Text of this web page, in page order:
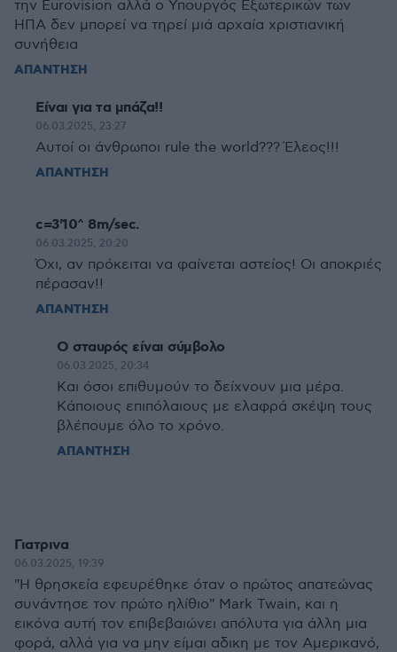
την Eurovision αλλά ο Υπουργός Εξωτερικών των
ΗΠΑ δεν μπορεί να τηρεί μιά αρχαία χριστιανική
συνήθεια
ΑΠΑΝΤΗΣΗ
Είναι για τα μπάζα!!
06.03.2025, 23:27
Αυτοί οι άνθρωποι rule the world??? Έλεος!!!
ΑΠΑΝΤΗΣΗ
c=3'10^ 8m/sec.
06.03.2025, 20:20
Όχι, αν πρόκειται να φαίνεται αστείος! Οι αποκριές
πέρασαν!!
ΑΠΑΝΤΗΣΗ
Ο σταυρός είναι σύμβολο
06.03.2025, 20:34
Και όσοι επιθυμούν το δείχνουν μια μέρα.
Κάποιους επιπόλαιους με ελαφρά σκέψη τους
βλέπουμε όλο το χρόνο.
ΑΠΑΝΤΗΣΗ
Γιατρινα
06.03.2025, 19:39
"Η θρησκεία εφευρέθηκε όταν ο πρώτος απατεώνας
συνάντησε τον πρώτο ηλίθιο" Mark Twain, και η
εικόνα αυτή τον επιβεβαιώνει απόλυτα για άλλη μια
φορά, αλλά για να μην είμαι αδικη με τον Αμερικανό,